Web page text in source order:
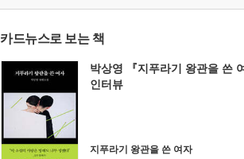
카드뉴스로 보는 책
박상영 『지푸라기 왕관을 쓴
인터뷰
지푸라기 왕관을 쓴 여자